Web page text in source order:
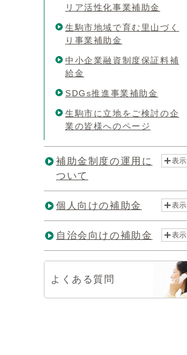
リア活性化事業補助金
生駒市地域で育む里山づく
り事業補助金
中小企業融資制度保証料補
給金
SDGs推進事業補助金
生駒市に立地をご検討の企
業の皆様へのページ
補助金制度の運用に
ついて
表示
個人向けの補助金 表示
自治会向けの補助金 表示
よくある質問